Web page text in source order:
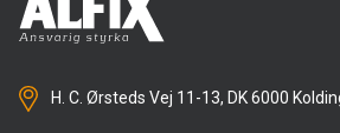
H. C. Ørsteds Vej 11-13, DK 6000